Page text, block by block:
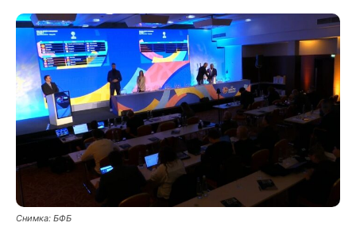
Снимка: БФБ